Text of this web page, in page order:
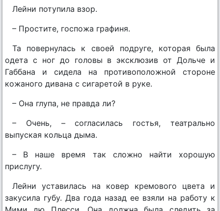
Лейни потупила взор.
– Простите, госпожа графиня.
Та повернулась к своей подруге, которая была
одета с ног до головы в эксклюзив от Дольче и
Габбана и сидела на противоположной стороне
кожаного дивана с сигаретой в руке.
– Она глупа, не правда ли?
– Очень, – согласилась гостья, театрально
выпуская кольца дыма.
– В наше время так сложно найти хорошую
прислугу.
Лейни уставилась на ковер кремового цвета и
закусила губу. Два года назад ее взяли на работу к